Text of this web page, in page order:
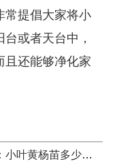
常提倡大家将小
或者天台中，
且还能够净化家
下一篇：小叶黄杨苗多少钱一株？